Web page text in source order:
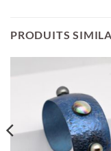
PRODUITS